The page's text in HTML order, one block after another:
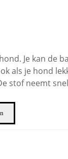
Je kan de
als je hond
stof neemt